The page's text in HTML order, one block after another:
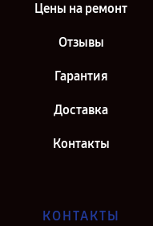
Цены на ремонт
Отзывы
Гарантия
Доставка
Контакты
КОНТАКТЫ